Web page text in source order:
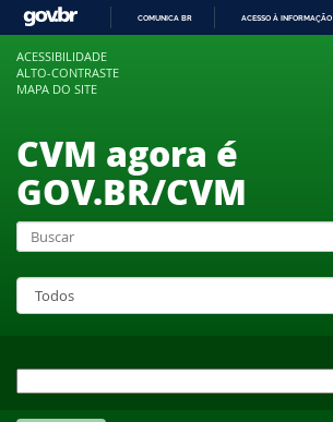
COMUNICA BR ACESSO À INFORMAÇÃO
ACESSIBILIDADE
ALTO-CONTRASTE
MAPA DO SITE
CVM agora é
GOV.BR/CVM